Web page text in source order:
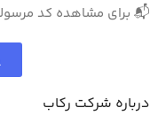
📬 برای مشاهده کد
درباره شرکت رکاب